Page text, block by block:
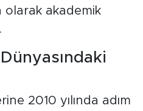
olarak akademik
2010 yılında adım